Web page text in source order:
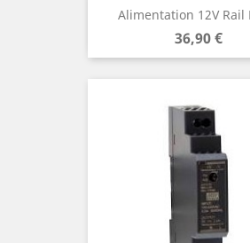
Alimentation 12V Rail
Prix
36,90 €